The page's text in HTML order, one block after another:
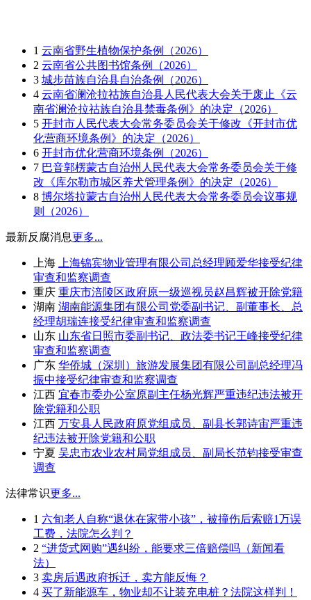
1 云南省野生植物保护条例（2026）
2 云南省公共图书馆条例（2026）
3 城步苗族自治县自治条例（2026）
4 云南省澜沧拉祜族自治县人民代表大会关于废止《云
南省澜沧拉祜族自治县禁毒条例》的决定（2026）
5 开封市人民代表大会常务委员会关于修改《开封市优
化营商环境条例》的决定（2026）
6 开封市优化营商环境条例（2026）
7 巴音郭楞蒙古自治州人民代表大会常务委员会关于修
改《库尔勒市城区养犬管理条例》的决定（2026）
8 博尔塔拉蒙古自治州人民代表大会常务委员会议事规
则（2026）
最新反腐消息更多...
上海
上海锦宾物业管理有限公司总经理顾爱华接受纪律
审查和监察调查
重庆 重庆市涪陵区政府原一级巡视员赵昌辉被开除党籍
湖南 湖南能源集团有限公司党委副书记、副董事长、总
经理胡瑞连接受纪律审查和监察调查
山东 山东省日照市委副书记、政法委书记王峰接受纪律
审查和监察调查
广东 华侨城（深圳）旅游发展集团有限公司副总经理冯
振中接受纪律审查和监察调查
江西 宜春市委办公室原副主任杨光辉严重违纪违法被开
除党籍和公职
江西 万安县人民政府原党组成员、副县长郭诗宙严重违
纪违法被开除党籍和公职
宁夏 吴忠市农业农村局党组成员、副局长范钧接受审查
调查
法律常识更多...
1 六旬老人自称“退休在家带小孩”，被撞伤后索赔1万误
工费，法院怎么判？
2 “进货式网购”遇纠纷，能要求三倍赔偿吗（新闻看
法）
3 卖房后遇政府拆迁，卖方能反悔？
4 买了新能源车，物业却不让装充电桩？法院这样判！